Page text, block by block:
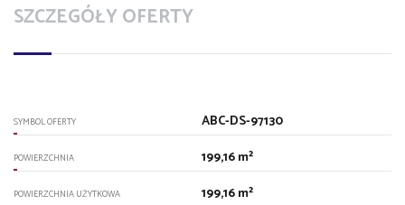
SZCZEGÓŁY OFERTY
SYMBOL OFERTY ABC-DS-97130
POWIERZCHNIA 199,16 m²
POWIERZCHNIA UŻYTKOWA 199,16 m²